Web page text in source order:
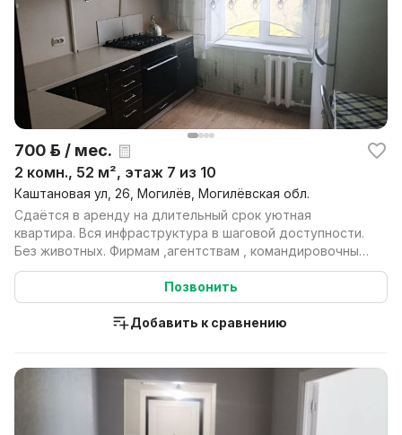
700 р. / мес.
2 комн., 52 м², этаж 7 из 10
Каштановая ул, 26, Могилёв, Могилёвская обл.
Сдаётся в аренду на длительный срок уютная
квартира. Вся инфраструктура в шаговой доступности.
Без животных. Фирмам ,агентствам , командировочным
и ин...
Позвонить
Добавить к сравнению